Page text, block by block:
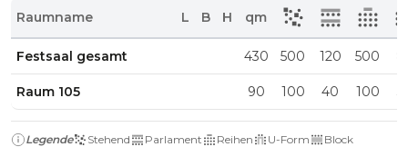
Raumname L B H qm
Festsaal gesamt 430 500 120 500
Raum 105 90 100 40 100
Legende Stehend Parlament Reihen U-Form
Block